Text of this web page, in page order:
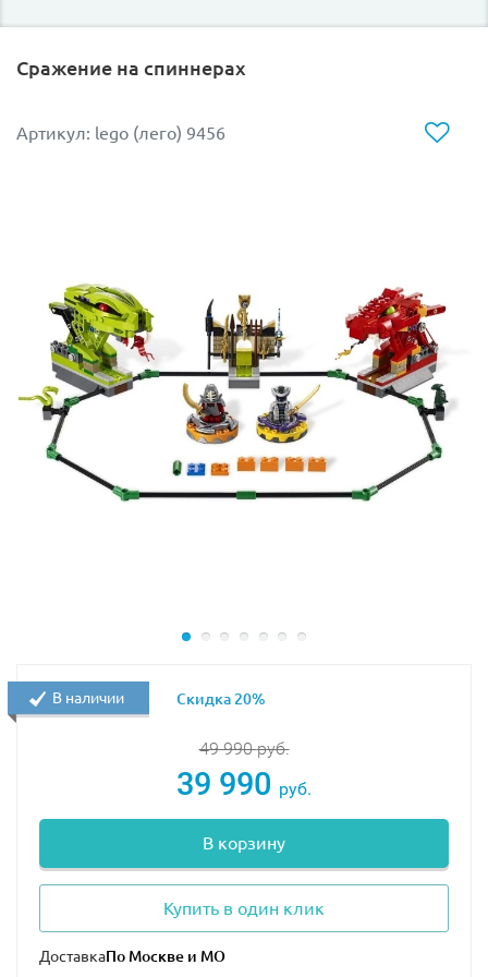
штурмового батальона и два солдата с тёмной
Сражение на спиннерах
Артикул: lego (лего) 9456
49 990руб.
39 990 руб.
В корзину
Купить в один клик
Доставка
В наличии Скидка 20%